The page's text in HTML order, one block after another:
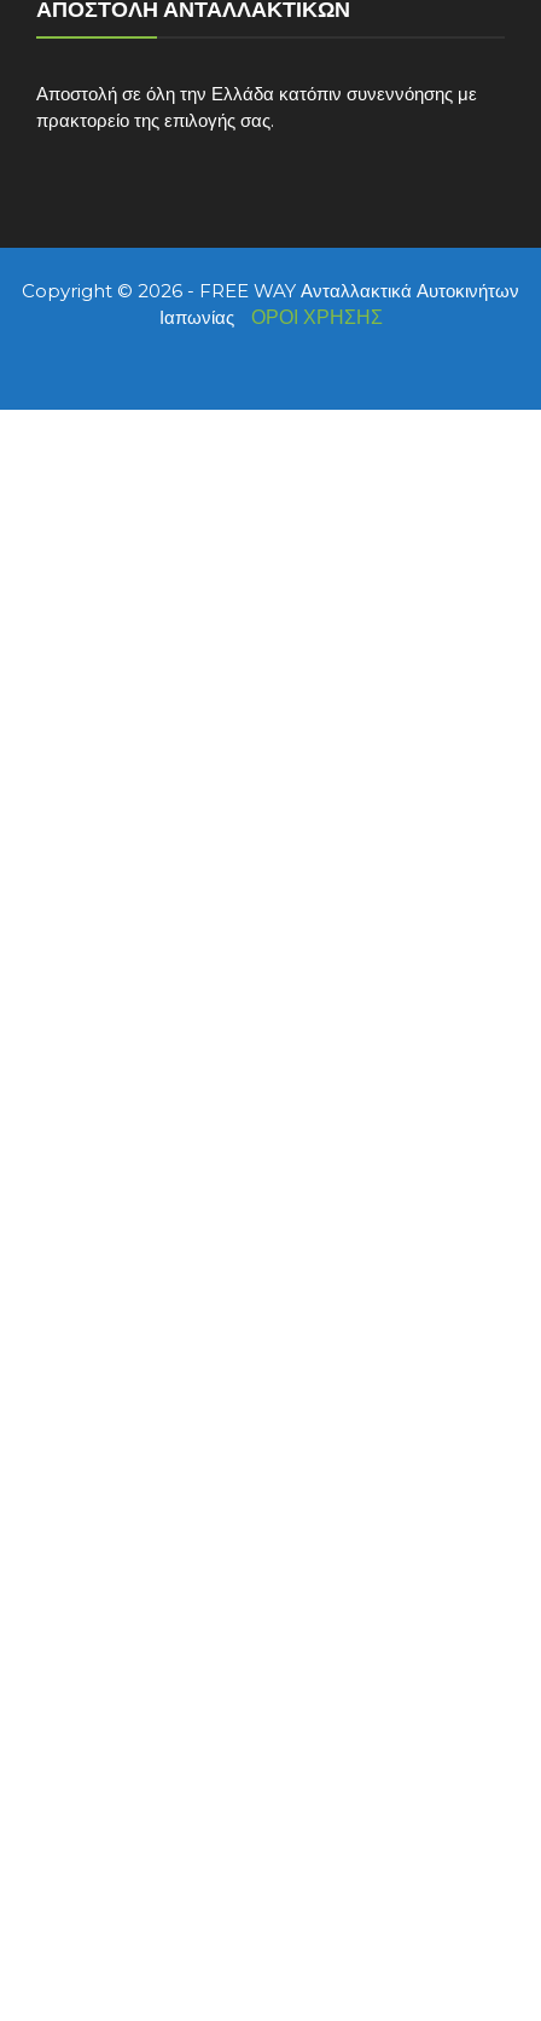
ΑΠΟΣΤΟΛΉ ΑΝΤΑΛΛΑΚΤΙΚΏΝ
Αποστολή σε όλη την Ελλάδα κατόπιν συνεννόησης με
πρακτορείο της επιλογής σας.
Copyright © 2026 - FREE WAY Ανταλλακτικά Αυτοκινήτων
Ιαπωνίας
ΟΡΟΙ ΧΡΗΣΗΣ